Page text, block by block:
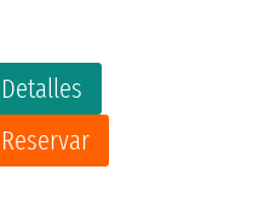
Detalles
Reservar